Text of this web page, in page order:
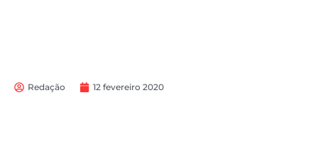
Redação 12 fevereiro 2020